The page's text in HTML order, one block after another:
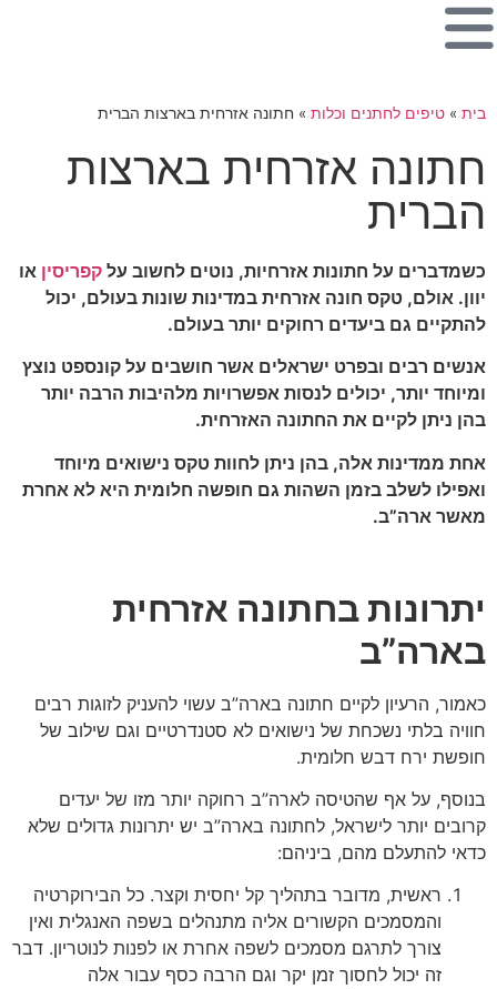
בית » טיפים לחתנים וכלות » חתונה אזרחית בארצות הברית
חתונה אזרחית בארצות
הברית
כשמדברים על חתונות אזרחיות, נוטים לחשוב על קפריסין או
יוון. אולם, טקס חונה אזרחית במדינות שונות בעולם, יכול
להתקיים גם ביעדים רחוקים יותר בעולם.
אנשים רבים ובפרט ישראלים אשר חושבים על קונספט נוצץ
ומיוחד יותר, יכולים לנסות אפשרויות מלהיבות הרבה יותר
בהן ניתן לקיים את החתונה האזרחית.
אחת ממדינות אלה, בהן ניתן לחוות טקס נישואים מיוחד
ואפילו לשלב בזמן השהות גם חופשה חלומית היא לא אחרת
מאשר ארה”ב.
יתרונות בחתונה אזרחית
בארה”ב
כאמור, הרעיון לקיים חתונה בארה”ב עשוי להעניק לזוגות רבים
חוויה בלתי נשכחת של נישואים לא סטנדרטיים וגם שילוב של
חופשת ירח דבש חלומית.
בנוסף, על אף שהטיסה לארה”ב רחוקה יותר מזו של יעדים
קרובים יותר לישראל, לחתונה בארה”ב יש יתרונות גדולים שלא
כדאי להתעלם מהם, ביניהם:
ראשית, מדובר בתהליך קל יחסית וקצר. כל הבירוקרטיה
והמסמכים הקשורים אליה מתנהלים בשפה האנגלית ואין
צורך לתרגם מסמכים לשפה אחרת או לפנות לנוטריון. דבר
זה יכול לחסוך זמן יקר וגם הרבה כסף עבור אלה